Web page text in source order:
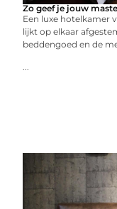
Zo geef je jouw
Een luxe hotelkamer
lijkt op elkaar
beddengoed en de
...